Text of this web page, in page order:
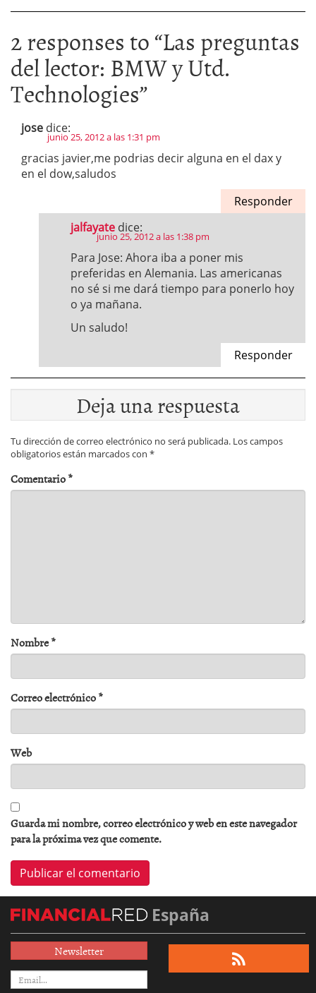
2 responses to “Las preguntas
del lector: BMW y Utd.
Technologies”
jose dice:
junio 25, 2012 a las 1:31 pm
gracias javier,me podrias decir alguna en el dax y
en el dow,saludos
Responder
jalfayate dice:
junio 25, 2012 a las 1:38 pm
Para Jose: Ahora iba a poner mis
preferidas en Alemania. Las americanas
no sé si me dará tiempo para ponerlo hoy
o ya mañana.
Un saludo!
Responder
Deja una respuesta
Tu dirección de correo electrónico no será publicada. Los campos
obligatorios están marcados con *
Comentario*
Nombre*
Correo electrónico*
Web
Guarda mi nombre, correo electrónico y web en este navegador
para la próxima vez que comente.
España
Newsletter